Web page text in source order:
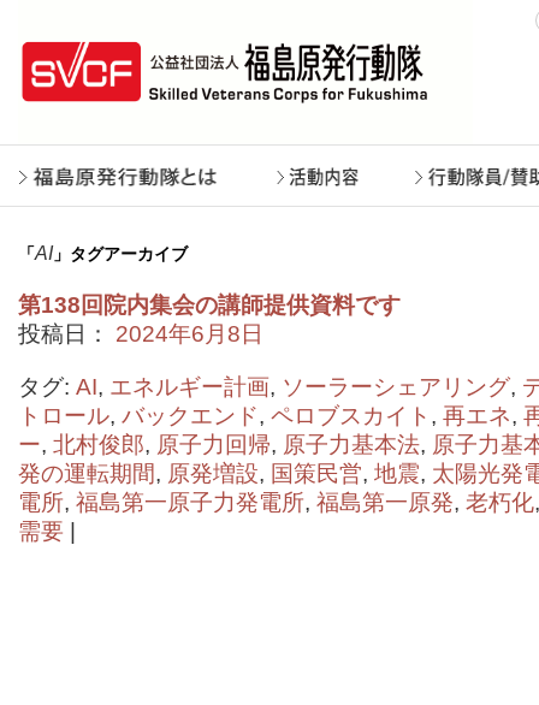
「AI 」タグアーカイブ
第138回院内集会の講師提供資料です
投稿日：
2024年6月8日
タグ: AI, エネルギー計画, ソーラーシェアリング,
トロール, バックエンド, ペロブスカイト , 再エネ,
ー, 北村俊郎, 原子力回帰, 原子力基本法, 原子力基
発の運転期間, 原発増設, 国策民営, 地震, 太陽光発
電所, 福島第一原子力発電所, 福島第一原発, 老朽化
需要